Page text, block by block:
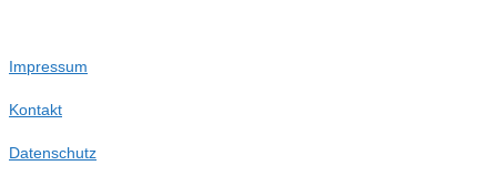
Impressum
Kontakt
Datenschutz